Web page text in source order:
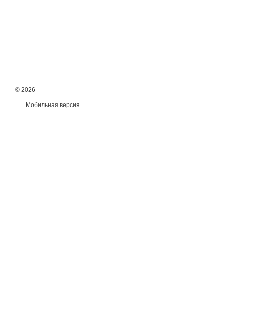
© 2026
Мобильная версия